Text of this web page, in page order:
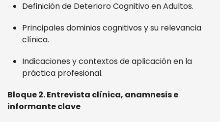
Definición de Deterioro Cognitivo en Adultos.
Principales dominios cognitivos y su relevancia
clínica.
Indicaciones y contextos de aplicación en la
práctica profesional.
Bloque 2. Entrevista clínica, anamnesis e
informante clave